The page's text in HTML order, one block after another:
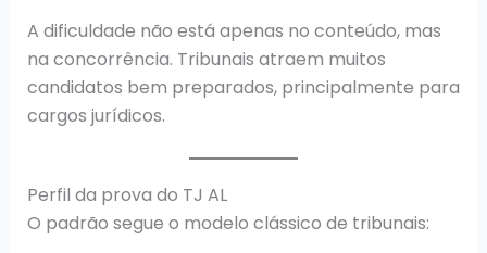
A dificuldade não está apenas no conteúdo, mas
na concorrência. Tribunais atraem muitos
candidatos bem preparados, principalmente para
cargos jurídicos.
Perfil da prova do TJ AL
O padrão segue o modelo clássico de tribunais: